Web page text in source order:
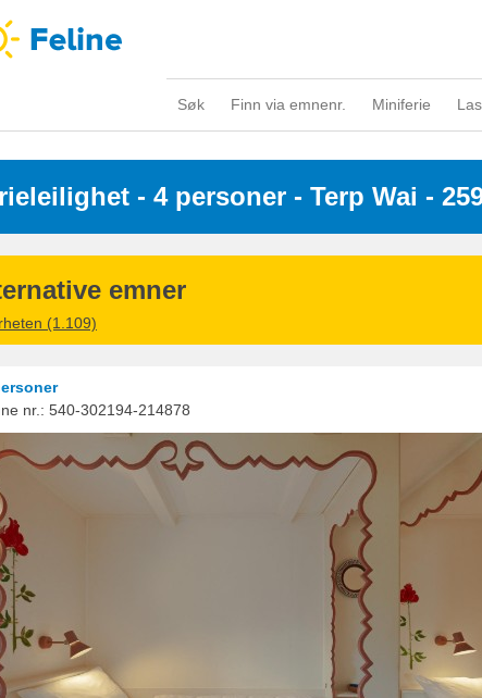
Søk Finn via emnenr. Miniferie
- 4 personer - Terp Wai -
emner
(1.109)
nr.: 540-302194-214878